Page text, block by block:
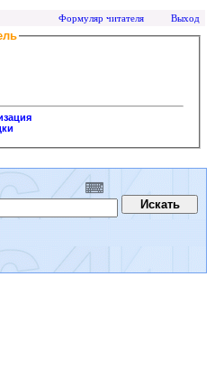
Формуляр читателя Выход